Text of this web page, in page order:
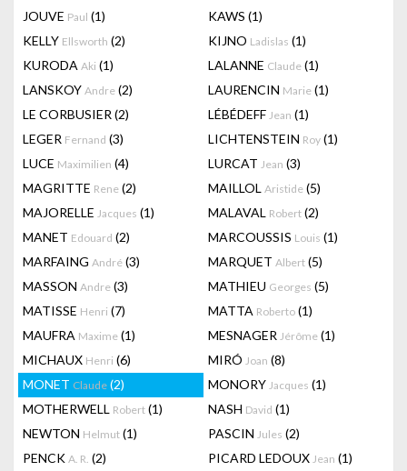
JOUVE Paul (1) KAWS (1)
KELLY Ellsworth (2) KIJNO Ladislas (1)
KURODA Aki (1) LALANNE Claude (1)
LANSKOY Andre (2) LAURENCIN Marie (1)
LE CORBUSIER (2) LÉBÉDEFF Jean (1)
LEGER Fernand (3) LICHTENSTEIN Roy (1)
LUCE Maximilien (4) LURCAT Jean (3)
MAGRITTE Rene (2) MAILLOL Aristide (5)
MAJORELLE Jacques (1) MALAVAL Robert (2)
MANET Edouard (2) MARCOUSSIS Louis (1)
MARFAING André (3) MARQUET Albert (5)
MASSON Andre (3) MATHIEU Georges (5)
MATISSE Henri (7) MATTA Roberto (1)
MAUFRA Maxime (1) MESNAGER Jérôme (1)
MICHAUX Henri (6) MIRÓ Joan (8)
MONET Claude (2) MONORY Jacques (1)
MOTHERWELL Robert (1) NASH David (1)
NEWTON Helmut (1) PASCIN Jules (2)
PENCK A. R. (2) PICARD LEDOUX Jean (1)